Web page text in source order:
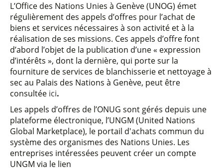
L’Office des Nations Unies à Genève (UNOG) émet
régulièrement des appels d’offres pour l’achat de
biens et services nécessaires à son activité et à la
réalisation de ses missions. Ces appels d’offre font
d’abord l’objet de la publication d’une « expression
d’intérêts », dont la dernière, qui porte sur la
fourniture de services de blanchisserie et nettoyage à
sec au Palais des Nations à Genève, peut être
consultée ici.
Les appels d’offres de l’ONUG sont gérés depuis une
plateforme électronique, l’UNGM (United Nations
Global Marketplace), le portail d'achats commun du
système des organismes des Nations Unies. Les
entreprises intéressées peuvent créer un compte
UNGM via le lien